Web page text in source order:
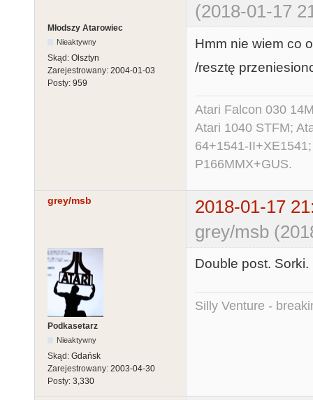
(2018-01-17
Młodszy Atarowiec
Nieaktywny
Skąd: Olsztyn
Zarejestrowany: 2004-01-03
Posty: 959
Hmm nie wiem co
/resztę
Atari Falcon 030
Atari 1040 STFM;
64+1541-
P166MMX+GUS.
grey/msb
2018-01-17
grey/msb
Podkasetarz
Nieaktywny
Skąd: Gdańsk
Zarejestrowany: 2003-04-30
Posty: 3,330
Double post.
Silly Venture -